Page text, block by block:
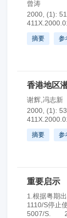
曾涛
2000, (1):
摘要 参
香港地区
谢辉,冯志新
2000, (1):
摘要 参
重要启示
1.根据粤期
1110/S停止
5007/S. 2.